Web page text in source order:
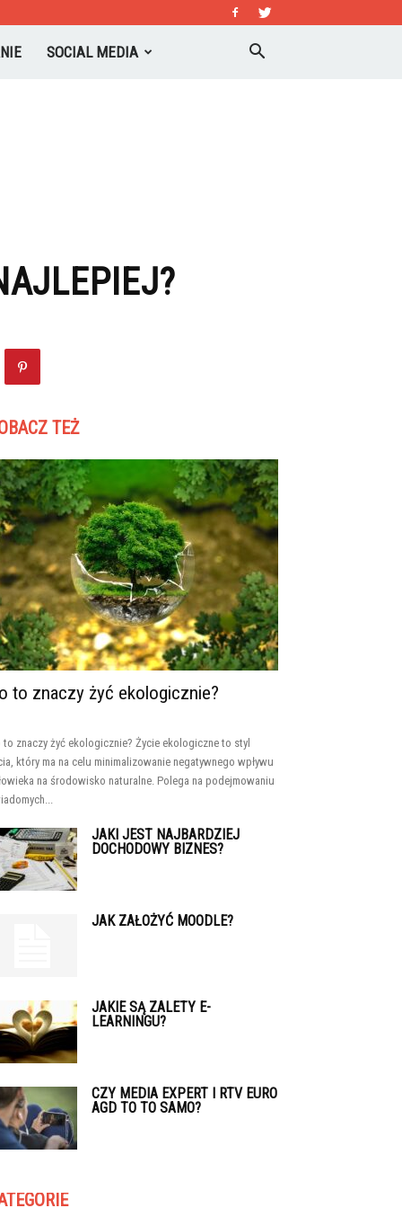
SOCIAL MEDIA
TEŻ
to znaczy żyć ekologicznie?
to znaczy żyć ekologicznie? Życie ekologiczne to styl
który ma na celu minimalizowanie negatywnego wpływu
na środowisko naturalne. Polega na podejmowaniu
JAKI JEST NAJBARDZIEJ
DOCHODOWY BIZNES?
JAK ZAŁOŻYĆ MOODLE?
JAKIE SĄ ZALETY E-
LEARNINGU?
CZY MEDIA EXPERT I RTV EURO
AGD TO TO SAMO?